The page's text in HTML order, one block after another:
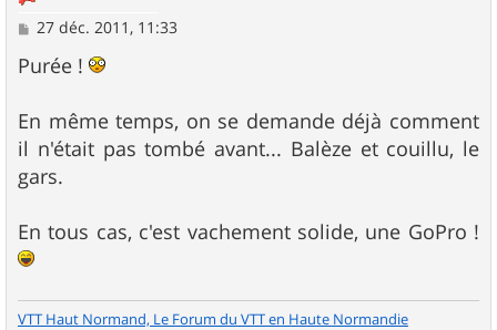
M
s
s
g
e
27 déc. 2011, 11:33
Purée !
En même temps, on se demande déjà comment
il n'était pas tombé avant... Balèze et couillu, le
gars.
En tous cas, c'est vachement solide, une GoPro !
VTT Haut Normand, Le Forum du VTT en Haute Normandie